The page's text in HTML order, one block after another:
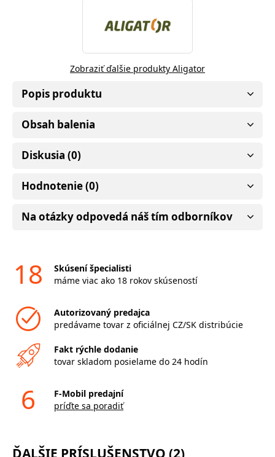
Zobraziť ďalšie produkty Aligator
Popis produktu
Obsah balenia
Diskusia (0)
Hodnotenie (0)
Na otázky odpovedá náš tím odborníkov
18
Skúsení špecialisti
máme viac ako 18 rokov skúseností
Autorizovaný predajca
predávame tovar z oficiálnej CZ/SK distribúcie
Fakt rýchle dodanie
tovar skladom posielame do 24 hodín
6
F-Mobil predajní
príďte sa poradiť
ĎALŠIE PRÍSLUŠENSTVO (2)